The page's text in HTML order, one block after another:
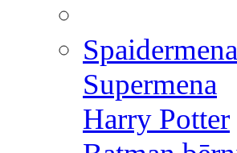
Spaidermena
Supermena
Harry Potter